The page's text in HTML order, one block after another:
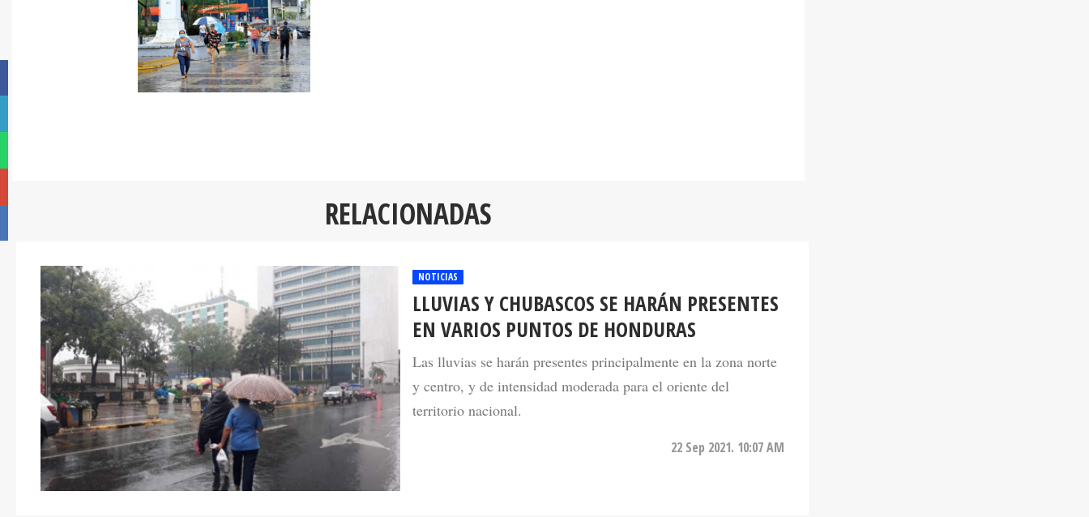
RELACIONADAS
NOTICIAS
LLUVIAS Y CHUBASCOS SE HARÁN PRESENTES
EN VARIOS PUNTOS DE HONDURAS
Las lluvias se harán presentes principalmente en la zona norte
y centro, y de intensidad moderada para el oriente del
territorio nacional.
22 Sep 2021. 10:07 AM